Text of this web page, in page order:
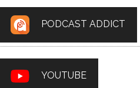
PODCAST ADDICT
YOUTUBE